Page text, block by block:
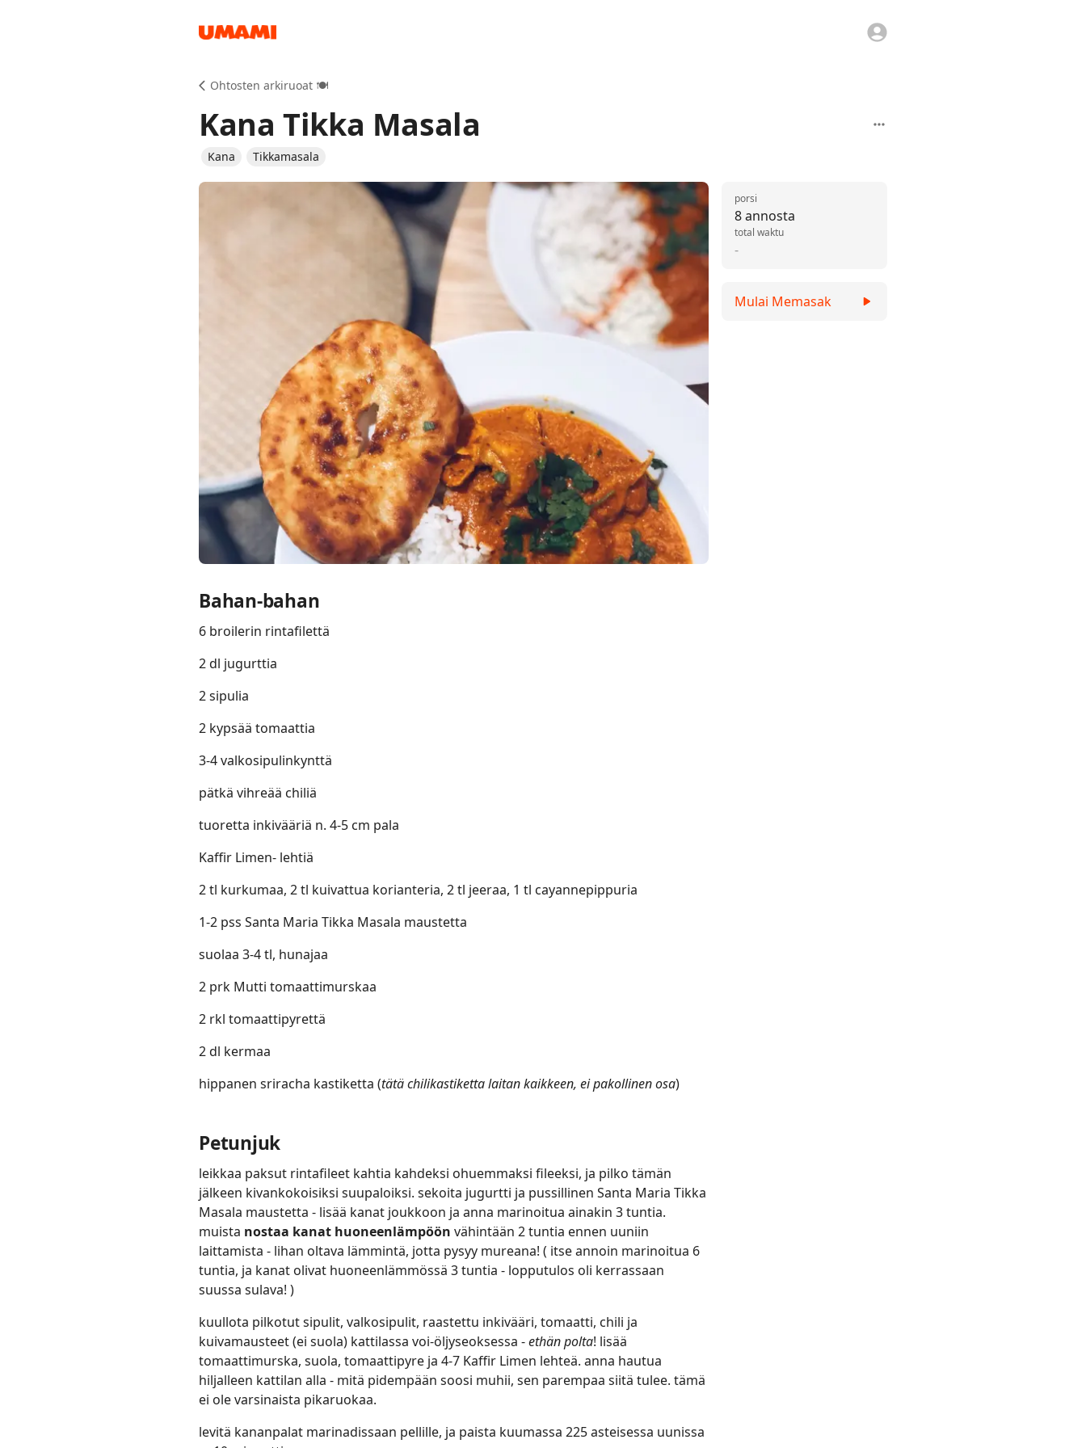
Ohtosten arkiruoat 🍽️
Kana Tikka Masala
Kana Tikkamasala
Bahan-bahan
6 broilerin rintafilettä
2 dl jugurttia
2 sipulia
2 kypsää tomaattia
3-4 valkosipulinkynttä
pätkä vihreää chiliä
tuoretta inkivääriä n. 4-5 cm pala
Kaffir Limen- lehtiä
2 tl kurkumaa, 2 tl kuivattua korianteria, 2 tl jeeraa, 1 tl cayannepippuria
1-2 pss Santa Maria Tikka Masala maustetta
suolaa 3-4 tl, hunajaa
2 prk Mutti tomaattimurskaa
2 rkl tomaattipyrettä
2 dl kermaa
hippanen sriracha kastiketta (tätä chilikastiketta laitan kaikkeen, ei pakollinen osa)
Petunjuk
leikkaa paksut rintafileet kahtia kahdeksi ohuemmaksi fileeksi, ja pilko tämän
jälkeen kivankokoisiksi suupaloiksi. sekoita jugurtti ja pussillinen Santa Maria Tikka
Masala maustetta - lisää kanat joukkoon ja anna marinoitua ainakin 3 tuntia.
muista nostaa kanat huoneenlämpöön vähintään 2 tuntia ennen uuniin
laittamista - lihan oltava lämmintä, jotta pysyy mureana! ( itse annoin marinoitua 6
tuntia, ja kanat olivat huoneenlämmössä 3 tuntia - lopputulos oli kerrassaan
suussa sulava! )
kuullota pilkotut sipulit, valkosipulit, raastettu inkivääri, tomaatti, chili ja
kuivamausteet (ei suola) kattilassa voi-öljyseoksessa -ethän polta! lisää
tomaattimurska, suola, tomaattipyre ja 4-7 Kaffir Limen lehteä. anna hautua
hiljalleen kattilan alla - mitä pidempään soosi muhii, sen parempaa siitä tulee. tämä
ei ole varsinaista pikaruokaa.
levitä kananpalat marinadissaan pellille, ja paista kuumassa 225 asteisessa uunissa
8 annosta
porsi
-
total waktu
Mulai Memasak